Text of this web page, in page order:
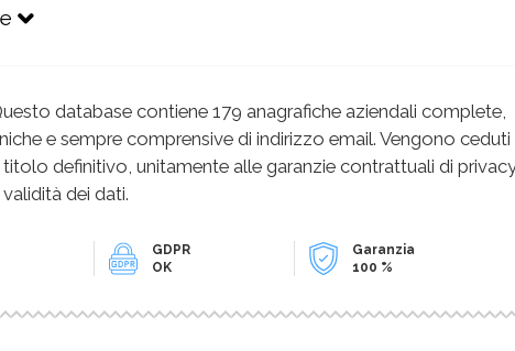
database contiene 179 anagrafiche aziendali complete,
e sempre comprensive di indirizzo email. Vengono ceduti
titolo definitivo, unitamente alle garanzie contrattuali di
validità dei dati.
GDPR
OK
Garanzia
100 %